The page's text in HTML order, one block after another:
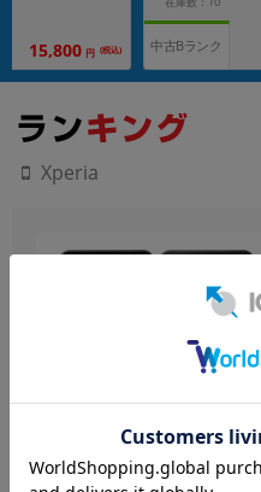
15,800 円 (税込) 中古Bランク
Xperia
【ネットワーク利用制限